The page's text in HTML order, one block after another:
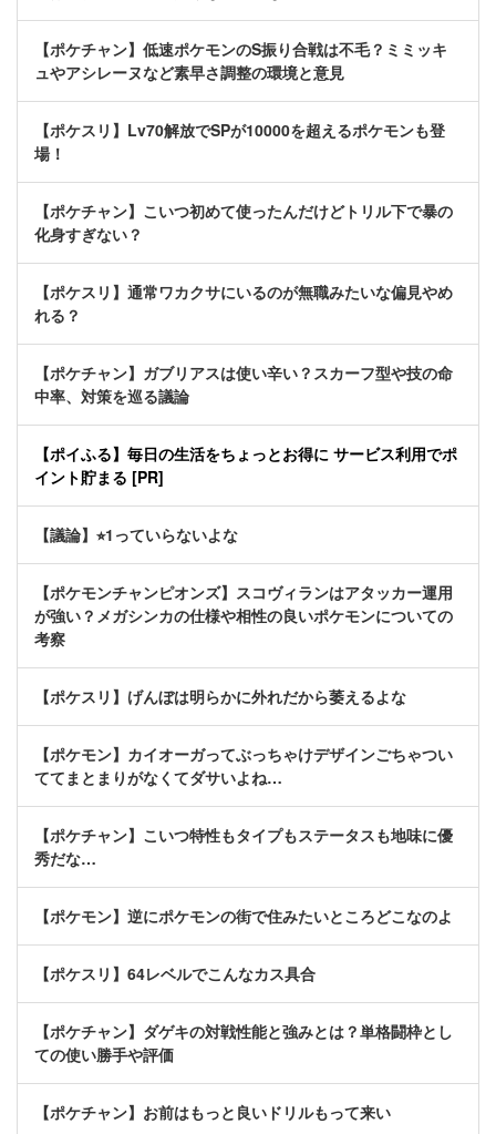
【ポケチャン】低速ポケモンのS振り合戦は不毛？ミミッキ
ュやアシレーヌなど素早さ調整の環境と意見
【ポケスリ】Lv70解放でSPが10000を超えるポケモンも登
場！
【ポケチャン】こいつ初めて使ったんだけどトリル下で暴の
化身すぎない？
【ポケスリ】通常ワカクサにいるのが無職みたいな偏見やめ
れる？
【ポケチャン】ガブリアスは使い辛い？スカーフ型や技の命
中率、対策を巡る議論
【ポイふる】毎日の生活をちょっとお得に サービス利用でポ
イント貯まる [PR]
【議論】⭐︎1っていらないよな
【ポケモンチャンピオンズ】スコヴィランはアタッカー運用
が強い？メガシンカの仕様や相性の良いポケモンについての
考察
【ポケスリ】げんぼは明らかに外れだから萎えるよな
【ポケモン】カイオーガってぶっちゃけデザインごちゃつい
ててまとまりがなくてダサいよね…
【ポケチャン】こいつ特性もタイプもステータスも地味に優
秀だな…
【ポケモン】逆にポケモンの街で住みたいところどこなのよ
【ポケスリ】64レベルでこんなカス具合
【ポケチャン】ダゲキの対戦性能と強みとは？単格闘枠とし
ての使い勝手や評価
【ポケチャン】お前はもっと良いドリルもって来い